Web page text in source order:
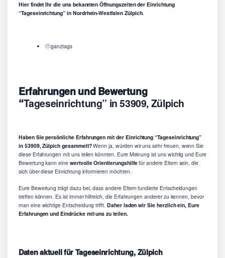
Hier findet Ihr die uns bekannten Öffnungszeiten der Einrichtung
“Tageseinrichtung” in Nordrhein-Westfalen Zülpich.
ganztags
Erfahrungen und Bewertung
“Tageseinrichtung” in 53909, Zülpich
Haben Sie persönliche Erfahrungen mit der Einrichtung “Tageseinrichtung”
in 53909, Zülpich gesammelt?Wenn ja, würden wir uns sehr freuen, wenn Sie
diese Erfahrungen mit uns teilen könnten. Eure Meinung ist uns wichtig und Eure
Bewertung kann eine wertvolle Orientierungshilfefür andere Eltern sein, die
sich über diese Einrichtung informieren möchten.
Eure Bewertung trägt dazu bei, dass andere Eltern fundierte Entscheidungen
treffen können. Es ist immer hilfreich, die Erfahrungen anderer zu kennen, bevor
man eine wichtige Entscheidung trifft. Daher laden wir Sie herzlich ein, Eure
Erfahrungen und Eindrücke mit uns zu teilen.
Daten aktuell für Tageseinrichtung, Zülpich